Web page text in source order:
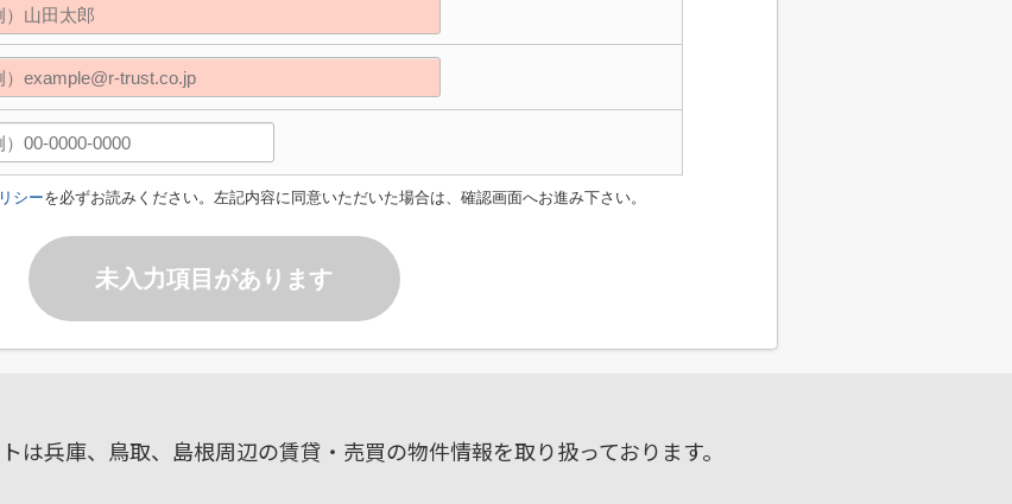
シーを必ずお読みください。左記内容に同意いただいた場合は、確認画面へお進み下さい。
未入力項目があります
は兵庫、鳥取、島根周辺の賃貸・売買の物件情報を取り扱っております。